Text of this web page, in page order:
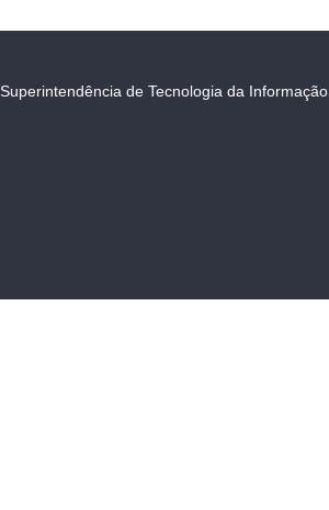
Superintendência de Tecnologia da Informação